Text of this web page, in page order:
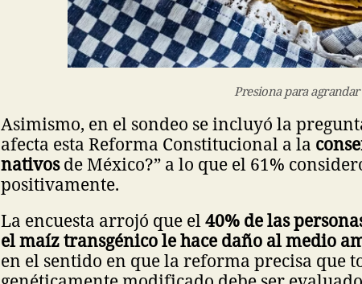
Presiona para agrandar
Asimismo, en el sondeo se incluyó la
afecta esta Reforma Constitucional a la
nativosde México?” a lo que el 61%
positivamente.
La encuesta arrojó que el40% de las
el maíz transgénico le hace daño al medio
en el sentido en que la reforma precisa que